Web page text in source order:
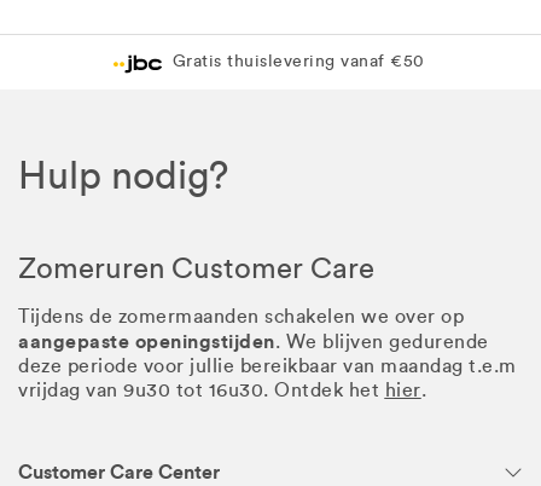
Gratis thuislevering vanaf €50
Hulp nodig?
Zomeruren Customer Care
Tijdens de zomermaanden schakelen we over op
aangepaste openingstijden. We blijven gedurende
deze periode voor jullie bereikbaar van maandag t.e.m
vrijdag van 9u30 tot 16u30. Ontdek het hier.
Customer Care Center